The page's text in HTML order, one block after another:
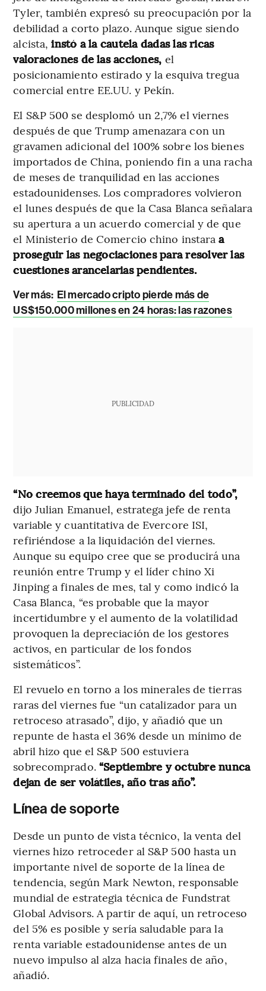
Tyler, también expresó su preocupación por la
debilidad a corto plazo. Aunque sigue siendo
alcista,instó a la cautela dadas las ricas
valoraciones de las acciones, el
posicionamiento estirado y la esquiva tregua
comercial entre EE.UU. y Pekín.
El S&P 500 se desplomó un 2,7% el viernes
después de que Trump amenazara con un
gravamen adicional del 100% sobre los bienes
importados de China, poniendo fin a una racha
de meses de tranquilidad en las acciones
estadounidenses. Los compradores volvieron
el lunes después de que la Casa Blanca señalara
su apertura a un acuerdo comercial y de que
el Ministerio de Comercio chino instaraa
proseguir las negociaciones para resolver las
cuestiones arancelarias pendientes.
Ver más: El mercado cripto pierde más de
US$150.000 millones en 24 horas: las razones
PUBLICIDAD
“No creemos que haya terminado del todo”,
dijo Julian Emanuel, estratega jefe de renta
variable y cuantitativa de Evercore ISI,
refiriéndose a la liquidación del viernes.
Aunque su equipo cree que se producirá una
reunión entre Trump y el líder chino Xi
Jinping a finales de mes, tal y como indicó la
Casa Blanca, “es probable que la mayor
incertidumbre y el aumento de la volatilidad
provoquen la depreciación de los gestores
activos, en particular de los fondos
sistemáticos”.
El revuelo en torno a los minerales de tierras
raras del viernes fue “un catalizador para un
retroceso atrasado”, dijo, y añadió que un
repunte de hasta el 36% desde un mínimo de
abril hizo que el S&P 500 estuviera
sobrecomprado. “Septiembre y octubre nunca
dejan de ser volátiles, año tras año”.
Línea de soporte
Desde un punto de vista técnico, la venta del
viernes hizo retroceder al S&P 500 hasta un
importante nivel de soporte de la línea de
tendencia, según Mark Newton, responsable
mundial de estrategia técnica de Fundstrat
Global Advisors. A partir de aquí, un retroceso
del 5% es posible y sería saludable para la
renta variable estadounidense antes de un
nuevo impulso al alza hacia finales de año,
añadió.